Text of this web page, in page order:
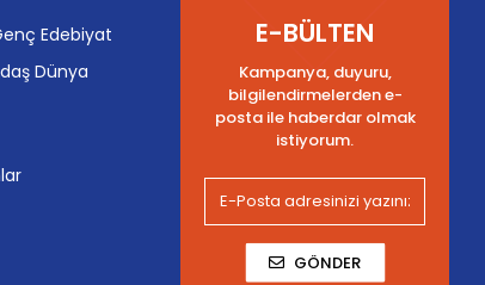
Edebiyat
Dünya
E-BÜLTEN
Kampanya, duyuru,
bilgilendirmelerden e-
posta ile haberdar olmak
istiyorum.
GÖNDER